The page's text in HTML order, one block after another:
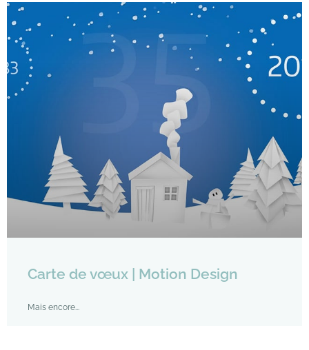
Carte de vœux | Motion Design
Mais encore...